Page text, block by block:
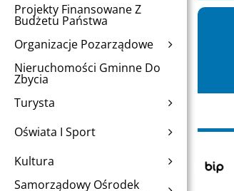
Projekty Finansowane Z
Budżetu Państwa
Organizacje Pozarządowe
Nieruchomości Gminne Do
Zbycia
Turysta
Oświata I Sport
Kultura
Samorządowy Ośrodek